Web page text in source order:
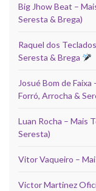
Big Jhow Beat –
Seresta & Brega)
Raquel dos
Seresta & Brega
Josué Bom de Faixa
Forró, Arrocha &
Luan Rocha – Mais
Seresta)
Vitor Vaqueiro –
Victor Martinez